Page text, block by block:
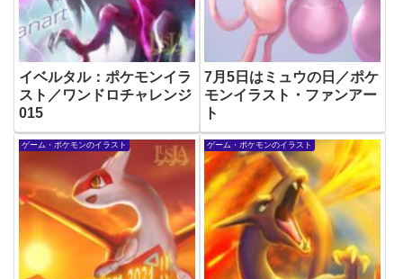
イベルタル：ポケモンイラ
スト／ワンドロチャレンジ
015
7月5日はミュウの日／ポケ
モンイラスト・ファンアー
ト
ゲーム・ポケモンのイラスト ゲーム・ポケモンのイラスト